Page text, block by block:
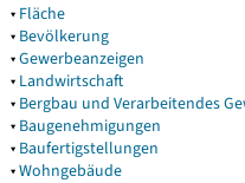
▾ Fläche
▾ Bevölkerung
▾Gewerbeanzeigen
▾ Landwirtschaft
▾ Bergbau und Verarbeitendes
▾ Baugenehmigungen
▾ Baufertigstellungen
▾Wohngebäude